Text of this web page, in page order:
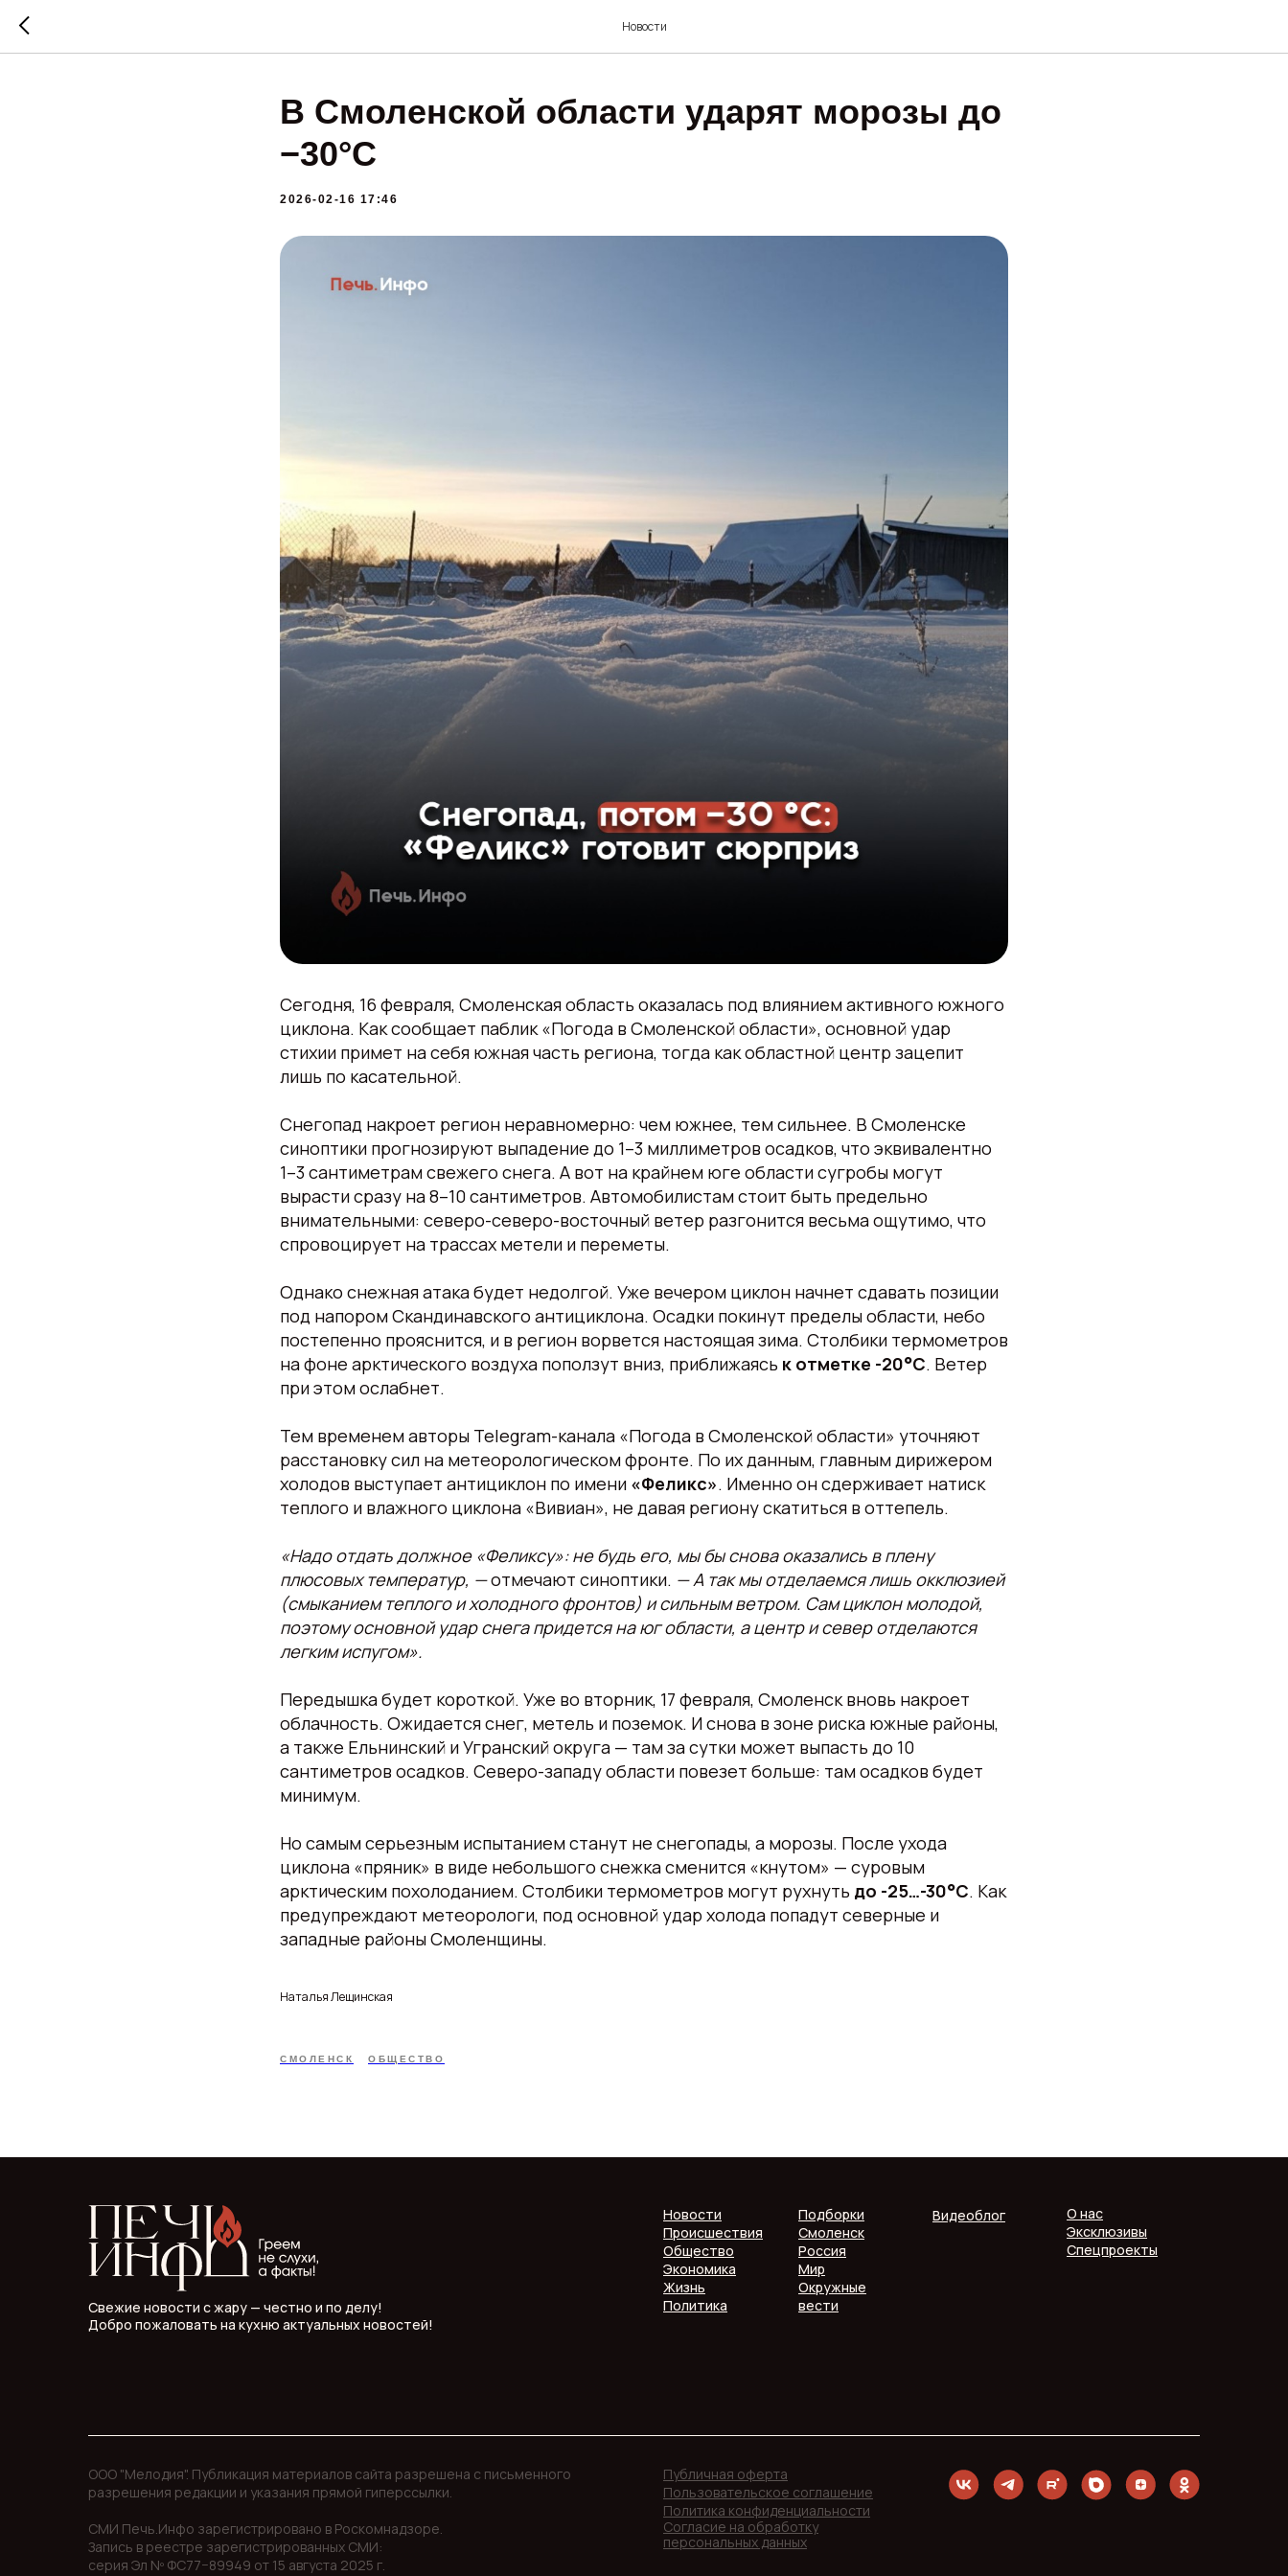
Новости
В Смоленской области ударят морозы до
−30°C
2026-02-16 17:46
Сегодня, 16 февраля, Смоленская область оказалась под влиянием активного южного
циклона. Как сообщает паблик «Погода в Смоленской области», основной удар
стихии примет на себя южная часть региона, тогда как областной центр зацепит
лишь по касательной.
Снегопад накроет регион неравномерно: чем южнее, тем сильнее. В Смоленске
синоптики прогнозируют выпадение до 1–3 миллиметров осадков, что эквивалентно
1–3 сантиметрам свежего снега. А вот на крайнем юге области сугробы могут
вырасти сразу на 8–10 сантиметров. Автомобилистам стоит быть предельно
внимательными: северо-северо-восточный ветер разгонится весьма ощутимо, что
спровоцирует на трассах метели и переметы.
Однако снежная атака будет недолгой. Уже вечером циклон начнет сдавать позиции
под напором Скандинавского антициклона. Осадки покинут пределы области, небо
постепенно прояснится, и в регион ворвется настоящая зима. Столбики термометров
на фоне арктического воздуха поползут вниз, приближаясь к отметке -20°С. Ветер
при этом ослабнет.
Тем временем авторы Telegram-канала «Погода в Смоленской области» уточняют
расстановку сил на метеорологическом фронте. По их данным, главным дирижером
холодов выступает антициклон по имени «Феликс». Именно он сдерживает натиск
теплого и влажного циклона «Вивиан», не давая региону скатиться в оттепель.
«Надо отдать должное «Феликсу»: не будь его, мы бы снова оказались в плену
плюсовых температур, —отмечают синоптики. — А так мы отделаемся лишь окклюзией
(смыканием теплого и холодного фронтов) и сильным ветром. Сам циклон молодой,
поэтому основной удар снега придется на юг области, а центр и север отделаются
легким испугом».
Передышка будет короткой. Уже во вторник, 17 февраля, Смоленск вновь накроет
облачность. Ожидается снег, метель и поземок. И снова в зоне риска южные районы,
а также Ельнинский и Угранский округа — там за сутки может выпасть до 10
сантиметров осадков. Северо-западу области повезет больше: там осадков будет
минимум.
Но самым серьезным испытанием станут не снегопады, а морозы. После ухода
циклона «пряник» в виде небольшого снежка сменится «кнутом» — суровым
арктическим похолоданием. Столбики термометров могут рухнуть до -25…-30°С. Как
предупреждают метеорологи, под основной удар холода попадут северные и
западные районы Смоленщины.
Наталья Лещинская
СМОЛЕНСК ОБЩЕСТВО
Свежие новости с жару — честно и по делу!
Добро пожаловать на кухню актуальных новостей!
Новости
Происшествия
Общество
Экономика
Жизнь
Политика
Подборки
Смоленск
Россия
Мир
Окружные
вести
Видеоблог
О нас
Эксклюзивы
Спецпроекты
ООО "Мелодия". Публикация материалов сайта разрешена с письменного
разрешения редакции и указания прямой гиперссылки.
СМИ Печь.Инфо зарегистрировано в Роскомнадзоре.
Запись в реестре зарегистрированных СМИ:
серия Эл Nº ФС77−89949 oт 15 августа 2025 г.
Публичная оферта
Пользовательское соглашение
Политика конфиденциальности
Согласие на обработку
персональных данных